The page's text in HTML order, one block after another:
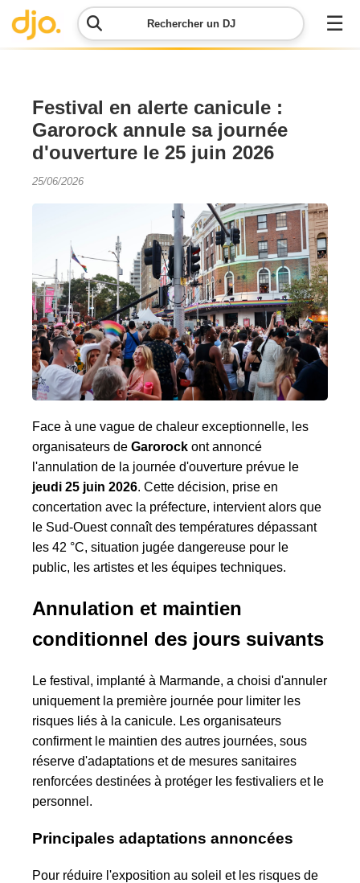
Rechercher un DJ ☰
Menu
Contacter
DJO
Simulateur
de prix
Festival en alerte canicule :
Garorock annule sa journée
d'ouverture le 25 juin 2026
25/06/2026
Face à une vague de chaleur exceptionnelle, les
organisateurs de Garorock ont annoncé
l'annulation de la journée d'ouverture prévue le
jeudi 25 juin 2026. Cette décision, prise en
concertation avec la préfecture, intervient alors que
le Sud-Ouest connaît des températures dépassant
les 42 °C, situation jugée dangereuse pour le
public, les artistes et les équipes techniques.
Annulation et maintien
conditionnel des jours suivants
Le festival, implanté à Marmande, a choisi d'annuler
uniquement la première journée pour limiter les
risques liés à la canicule. Les organisateurs
confirment le maintien des autres journées, sous
réserve d'adaptations et de mesures sanitaires
renforcées destinées à protéger les festivaliers et le
personnel.
Principales adaptations annoncées
Pour réduire l'exposition au soleil et les risques de